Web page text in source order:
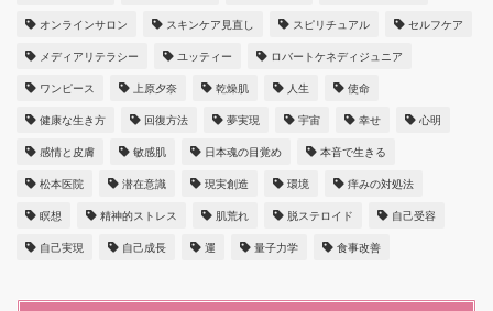
オンラインサロン スキンケア見直し スピリチュアル セルフケア
メディアリテラシー ユッティー ロバートケネディジュニア
ワンピース 上原夕奈 乾燥肌 人生 使命
健康な生き方 回復方法 夢実現 宇宙 幸せ 心明
感情と皮膚 敏感肌 日本魂の目覚め 本音で生きる
松本医院 潜在意識 現実創造 環境 痒みの対処法
瞑想 精神的ストレス 肌荒れ 脱ステロイド 自己受容
自己実現 自己成長 運 量子力学 食事改善